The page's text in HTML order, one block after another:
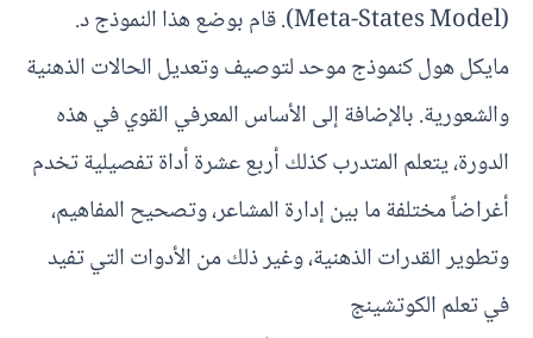
(Meta-States Model). قام بوضع هذا النموذج د.
مايكل هول كنموذج موحد لتوصيف وتعديل الحالات الذهنية
والشعورية. بالإضافة إلى الأساس المعرفي القوي في هذه
الدورة، يتعلم المتدرب كذلك أربع عشرة أداة تفصيلية تخدم
أغراضاً مختلفة ما بين إدارة المشاعر، وتصحيح المفاهيم،
وتطوير القدرات الذهنية، وغير ذلك من الأدوات التي تفيد
في تعلم الكوتشينج